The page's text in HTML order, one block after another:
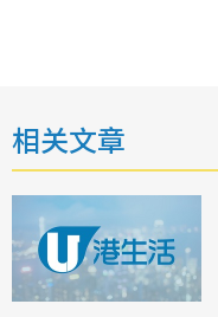
相关文章